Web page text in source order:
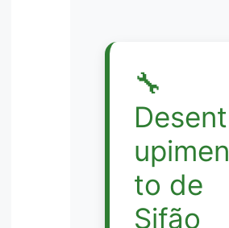
🔧
Desent
upimen
to de
Sifão